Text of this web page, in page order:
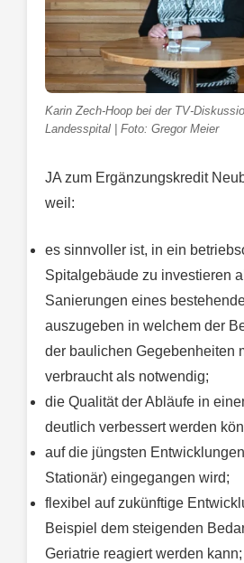
Karin Zech-Hoop bei der TV-
Landesspital | Foto: Gregor Meier
JA zum Ergänzungskredit
weil:
es sinnvoller ist, in ein
Spitalgebäude zu investieren
Sanierungen eines
auszugeben in welchem der
der baulichen Gegebenheiten
verbraucht als notwendig;
die Qualität der Abläufe in
deutlich verbessert werden
auf die jüngsten
Stationär) eingegangen wird;
flexibel auf zukünftige
Beispiel dem steigenden
Geriatrie reagiert werden kann;